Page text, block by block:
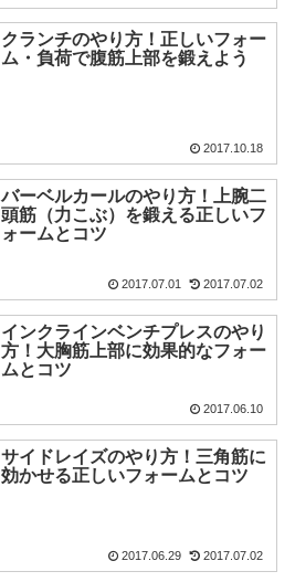
クランチのやり方！正しいフォー
ム・負荷で腹筋上部を鍛えよう
2017.10.18
バーベルカールのやり方！上腕二
頭筋（力こぶ）を鍛える正しいフ
ォームとコツ
2017.07.01 2017.07.02
インクラインベンチプレスのやり
方！大胸筋上部に効果的なフォー
ムとコツ
2017.06.10
サイドレイズのやり方！三角筋に
効かせる正しいフォームとコツ
2017.06.29 2017.07.02